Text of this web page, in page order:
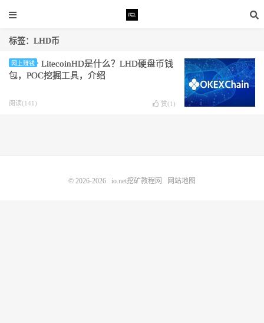
标签：LHD币
网上赚钱
LitecoinHD是什么？LHD硬盘币钱
包，POC挖掘工具，介绍
阅读(141) 赞(1 )
© 2026-2026 io.net挖矿教程网 网站地图